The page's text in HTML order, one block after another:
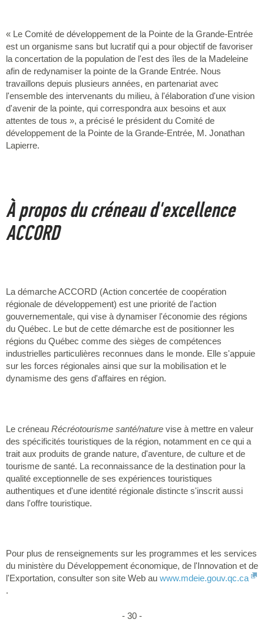
« Le Comité de développement de la Pointe de la Grande-Entrée
est un organisme sans but lucratif qui a pour objectif de favoriser
la concertation de la population de l'est des îles de la Madeleine
afin de redynamiser la pointe de la Grande Entrée. Nous
travaillons depuis plusieurs années, en partenariat avec
l'ensemble des intervenants du milieu, à l'élaboration d'une vision
d'avenir de la pointe, qui correspondra aux besoins et aux
attentes de tous », a précisé le président du Comité de
développement de la Pointe de la Grande-Entrée, M. Jonathan
Lapierre.
À propos du créneau d'excellence
ACCORD
La démarche ACCORD (Action concertée de coopération
régionale de développement) est une priorité de l'action
gouvernementale, qui vise à dynamiser l'économie des régions
du Québec. Le but de cette démarche est de positionner les
régions du Québec comme des sièges de compétences
industrielles particulières reconnues dans le monde. Elle s'appuie
sur les forces régionales ainsi que sur la mobilisation et le
dynamisme des gens d'affaires en région.
Le créneau Récréotourisme santé/nature vise à mettre en valeur
des spécificités touristiques de la région, notamment en ce qui a
trait aux produits de grande nature, d'aventure, de culture et de
tourisme de santé. La reconnaissance de la destination pour la
qualité exceptionnelle de ses expériences touristiques
authentiques et d'une identité régionale distincte s'inscrit aussi
dans l'offre touristique.
Pour plus de renseignements sur les programmes et les services
du ministère du Développement économique, de l'Innovation et de
l'Exportation, consulter son site Web au www.mdeie.gouv.qc.ca
.
- 30 -